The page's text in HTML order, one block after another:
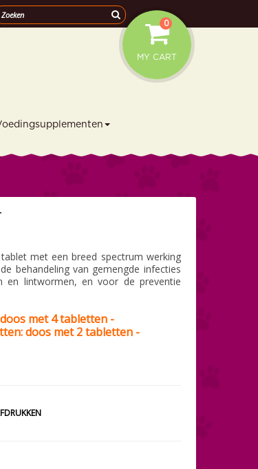
MY CART
0
met een breed spectrum werking
behandeling van gemengde infecties
en lintwormen, en voor de preventie
met 4 tabletten -
doos met 2 tabletten -